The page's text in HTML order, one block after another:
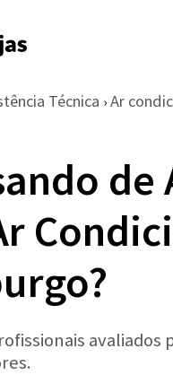
Técnica › Ar
de